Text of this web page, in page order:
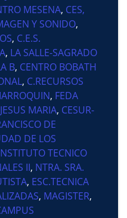
MESENA, CES,
Y SONIDO,
, C.E.S.
, LA SALLE-SAGRADO
B, CENTRO BOBATH
, C.RECURSOS
, FEDA
JESUS MARIA, CESUR-
DE
DE LOS
TECNICO
II, NTRA. SRA.
, ESC.TECNICA
, MAGISTER,